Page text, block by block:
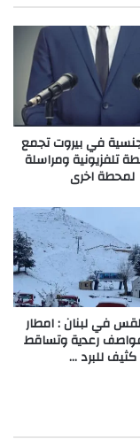
في بيروت تجمع
تلفزيونية ومراسلة
لمحطة اخرى
في لبنان : امطار
رعدية وتساقط
كثيف للبرد …